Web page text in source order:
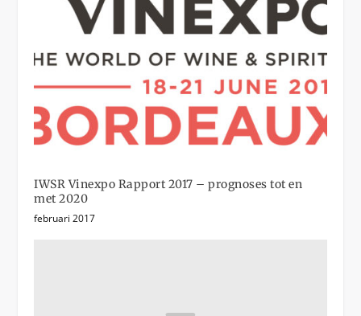
IWSR Vinexpo Rapport 2017 – prognoses tot en
met 2020
februari 2017